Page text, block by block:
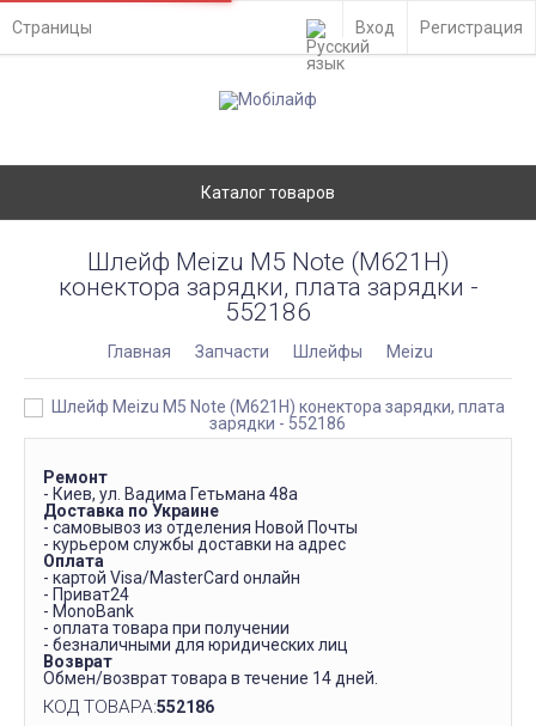
Страницы Вход Регистрация
Каталог товаров
Шлейф Meizu M5 Note (M621H)
конектора зарядки, плата зарядки -
552186
Главная Запчасти Шлейфы Meizu
Ремонт
- Киев, ул. Вадима Гетьмана 48а
Доставка по Украине
- самовывоз из отделения Новой Почты
- курьером службы доставки на адрес
Оплата
- картой Visa/MasterCard онлайн
- Приват24
- MonoBank
- оплата товара при получении
- безналичными для юридических лиц
Возврат
Обмен/возврат товара в течение 14 дней.
КОД ТОВАРА:552186